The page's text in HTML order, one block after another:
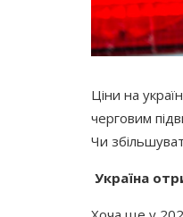
Ціни на
черговим
Чи
Україна